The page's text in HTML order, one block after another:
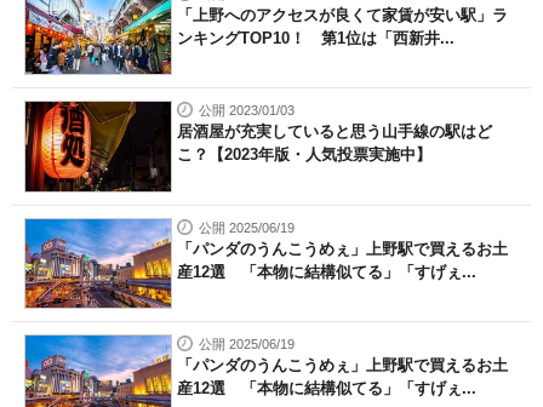
「上野へのアクセスが良くて家賃が安い駅」ラ
ンキングTOP10！ 第1位は「西新井...
公開 2023/01/03
居酒屋が充実していると思う山手線の駅はど
こ？【2023年版・人気投票実施中】
公開 2025/06/19
「パンダのうんこうめぇ」上野駅で買えるお土
産12選 「本物に結構似てる」「すげぇ...
公開 2025/06/19
「パンダのうんこうめぇ」上野駅で買えるお土
産12選 「本物に結構似てる」「すげぇ...